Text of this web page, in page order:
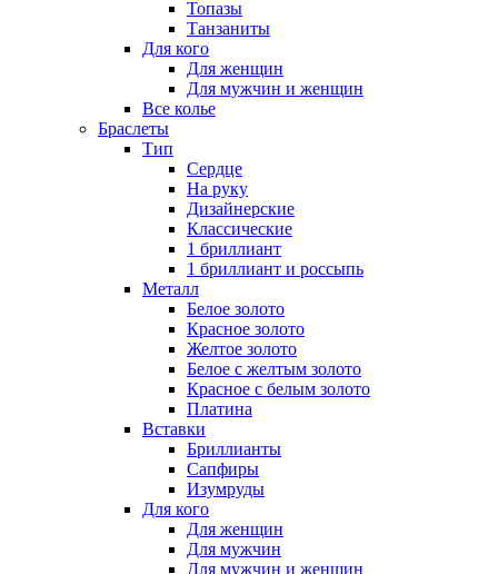
Топазы
Танзаниты
Для кого
Для женщин
Для мужчин и женщин
Все колье
Браслеты
Тип
Сердце
На руку
Дизайнерские
Классические
1 бриллиант
1 бриллиант и россыпь
Металл
Белое золото
Красное золото
Желтое золото
Белое с желтым золото
Красное с белым золото
Платина
Вставки
Бриллианты
Сапфиры
Изумруды
Для кого
Для женщин
Для мужчин
Для мужчин и женщин